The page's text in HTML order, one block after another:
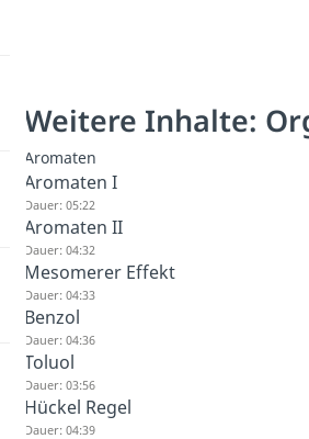
Weitere Inhalte:
Aromaten
Aromaten I
Dauer: 05:22
Aromaten II
Dauer: 04:32
Mesomerer Effekt
Dauer: 04:33
Benzol
Dauer: 04:36
Toluol
Dauer: 03:56
Hückel Regel
Dauer: 04:39